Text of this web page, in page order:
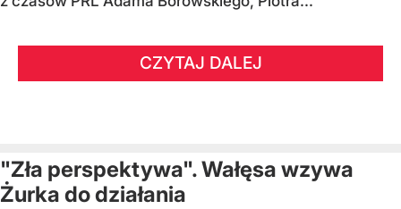
CZYTAJ DALEJ
"Zła perspektywa". Wałęsa wzywa
Żurka do działania